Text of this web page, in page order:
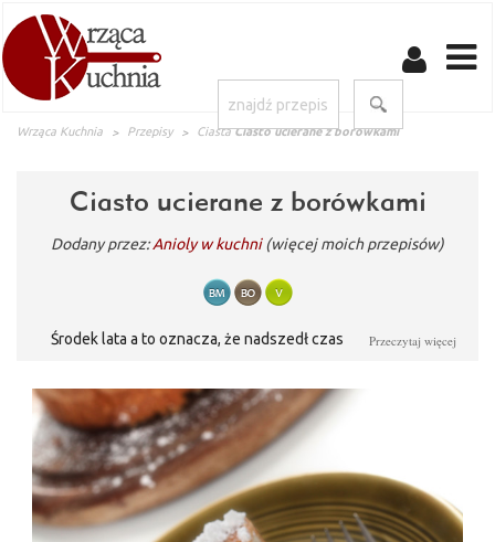
Wrząca Kuchnia Przepisy Ciasta Ciasto ucierane z borówkami
Ciasto ucierane z borówkami
Dodany przez:Anioly w kuchni (więcej moich przepisów)
Środek lata a to oznacza, że nadszedł czas na borówki. Są
naszym rejonie.A my mamy jeszcze tyle pomysłów na
wykorzystanie ich. Coż mimo to jak tu się nie skusic:) Ciasto jest
szybkie i banalnie proste...takie lubie;)))
Przeczytaj więcej